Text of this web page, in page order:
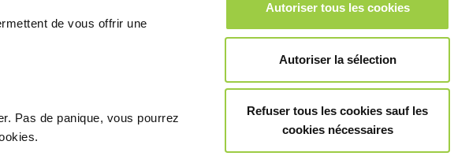
de vous offrir une
Pas de panique, vous pourrez
Autoriser tous les cookies
Autoriser la sélection
Refuser tous les cookies sauf les
cookies nécessaires